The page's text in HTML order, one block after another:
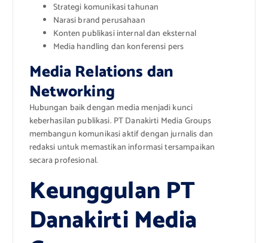
Strategi komunikasi tahunan
Narasi brand perusahaan
Konten publikasi internal dan eksternal
Media handling dan konferensi pers
Media Relations dan
Networking
Hubungan baik dengan media menjadi kunci
keberhasilan publikasi. PT Danakirti Media Groups
membangun komunikasi aktif dengan jurnalis dan
redaksi untuk memastikan informasi tersampaikan
secara profesional.
Keunggulan PT
Danakirti Media